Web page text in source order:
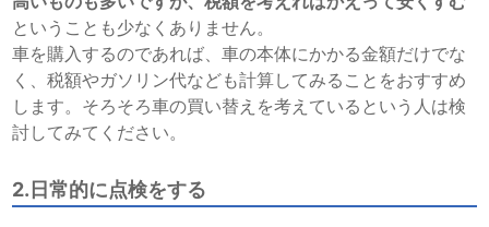
ということも少なくありません。
車を購入するのであれば、車の本体にかかる金額だけでな
く、税額やガソリン代なども計算してみることをおすすめ
します。そろそろ車の買い替えを考えているという人は検
討してみてください。
2.日常的に点検をする